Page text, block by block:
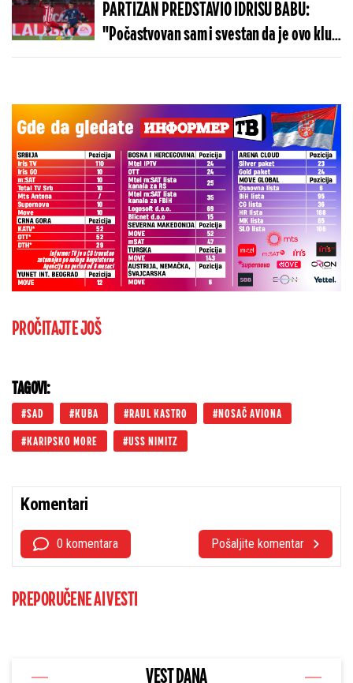
PARTIZAN PREDSTAVIO IDRISU BABU:
"Počastvovan sam i svestan da je ovo klub
sa velikom istorijom"
PROČITAJTE JOŠ
TAGOVI:
SAD KUBA RAUL KASTRO NOSAČ AVIONA
KARIPSKO MORE USS NIMITZ
Komentari
0 komentara Pošaljite komentar
PREPORUČENE AI VESTI
VEST DANA